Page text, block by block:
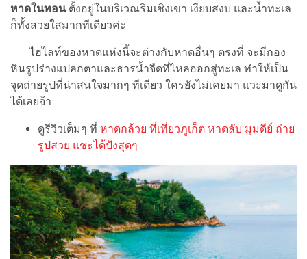
หาดในทอนตั้งอยู่ในบริเวณริมเชิงเขา เงียบสงบ และน้ำทะเล
ก็ทั้งสวยใสมากทีเดียวค่ะ
ไฮไลท์ของหาดแห่งนี้จะต่างกับหาดอื่นๆ ตรงที่ จะมีกอง
หินรูปร่างแปลกตาและธารน้ำจืดที่ไหลออกสู่ทะเล ทำให้เป็น
จุดถ่ายรูปที่น่าสนใจมากๆ ทีเดียว ใครยังไม่เคยมา แวะมาดูกัน
ได้เลยจ้า
ดูรีวิวเต็มๆ ที่ หาดกล้วย ที่เที่ยวภูเก็ต หาดลับ มุมดีย์ ถ่าย
รูปสวย แชะได้ปังสุดๆ